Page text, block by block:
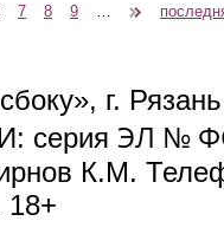
7 8 9
г.
серия ЭЛ №
К.М.
sends e-mail)
18+